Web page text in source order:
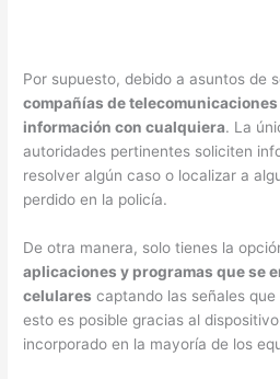
Por supuesto, debido a asuntos de
compañías de
información con cualquiera. La
autoridades pertinentes soliciten
resolver algún caso o localizar a
perdido en la policía.
De otra manera, solo tienes la
aplicaciones y programas que se
celulares captando las señales
esto es posible gracias al
incorporado en la mayoría de los